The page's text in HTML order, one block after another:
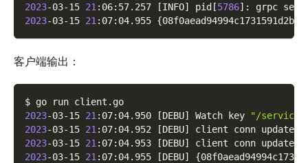
2023-03-15 21 :06:57.257 [INFO] pid [5786] : grpc
2023-03-15 21 :07:04.955 {
客户端输出：
$ go run client.go
2023-03-15 21 :07:04.950 [DEBU] Watch key
"/service/
2023-03-15 21 :07:04.952 [DEBU]
client conn updated
2023-03-15 21 :07:04.953 [DEBU]
client conn updated
2023-03-15 21 :07:04.955 [DEBU] {